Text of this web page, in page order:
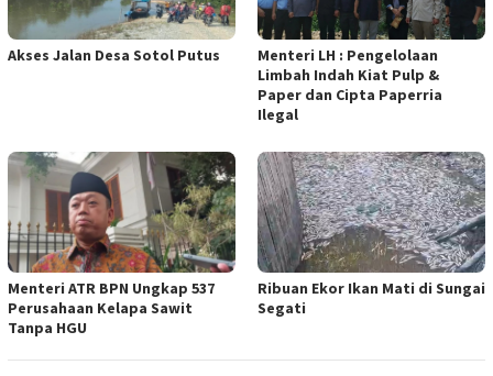
Akses Jalan Desa Sotol Putus
Menteri LH : Pengelolaan
Limbah Indah Kiat Pulp &
Paper dan Cipta Paperria
Ilegal
Menteri ATR BPN Ungkap 537
Perusahaan Kelapa Sawit
Tanpa HGU
Ribuan Ekor Ikan Mati di Sungai
Segati